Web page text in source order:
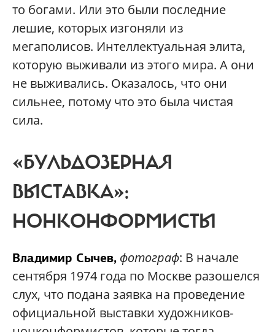
то богами. Или это были последние
лешие, которых изгоняли из
мегаполисов. Интеллектуальная элита,
которую выживали из этого мира. А они
не выживались. Оказалось, что они
сильнее, потому что это была чистая
сила.
«БУЛЬДОЗЕРНАЯ
ВЫСТАВКА»:
НОНКОНФОРМИСТЫ
Владимир Сычев, фотограф: В начале
сентября 1974 года по Москве разошелся
слух, что подана заявка на проведение
официальной выставки художников-